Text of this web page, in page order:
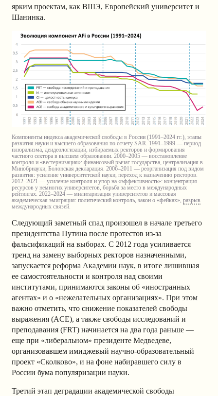
ярким проектам, как ВШЭ, Европейский университет и
Шанинка.
Компоненты индекса академической свободы в России (1991–2024 гг.), этапы
развития науки и высшего образования по отчету SAR. 1991–1999 — период
плюрализма, деидеологизации, избираемых ректоров и формирования
частного сектора в высшем образовании. 2000–2005 — восстановление
контроля и «вестернизация»: финансовый рычаг государства, централизация в
Минобрнауки, Болонская декларация. 2006–2011 — реорганизация под видом
развития: усиление университетской науки, переход к назначению ректоров.
2012–2021 — усиление контроля и упор на «эффективность»: концентрация
ресурсов у немногих университетов, борьба за место в международных
рейтингах. 2022–2024 — милитаризация университетов и массовая
академическая эмиграция: политический контроль, закон о «фейках», разрыв
международных связей.
Следующий заметный спад произошел в начале третьего
президентства Путина после протестов из-за
фальсификаций на выборах. С 2012 года усиливается
тренд на замену выборных ректоров назначенными,
запускается реформа Академии наук, в итоге лишившая
ее самостоятельности и контроля над своими
институтами, принимаются законы об «иностранных
агентах» и о «нежелательных организациях». При этом
важно отметить, что снижение показателей свободы
выражения (ACE), а также свободы исследований и
преподавания (FRT) начинается на два года раньше —
еще при «либеральном» президенте Медведеве,
организовавшем имиджевый научно-образовательный
проект «Сколково», и на фоне набиравшего силу в
России бума популяризации науки.
Третий этап деградации академической свободы